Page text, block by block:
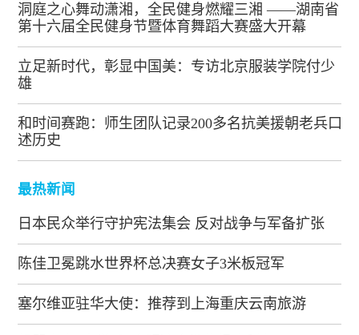
洞庭之心舞动潇湘，全民健身燃耀三湘 ——湖南省
第十六届全民健身节暨体育舞蹈大赛盛大开幕
立足新时代，彰显中国美：专访北京服装学院付少
雄
和时间赛跑：师生团队记录200多名抗美援朝老兵口
述历史
最热新闻
日本民众举行守护宪法集会 反对战争与军备扩张
陈佳卫冕跳水世界杯总决赛女子3米板冠军
塞尔维亚驻华大使：推荐到上海重庆云南旅游